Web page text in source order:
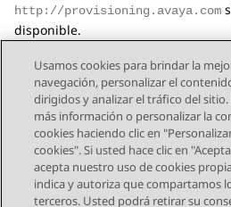
http://provisioning.avaya.com
disponible.
Send Feedback
Tema anterior
Usamos cookies para brindar la
navegación, personalizar el
dirigidos y analizar el tráfico del
más información o personalizar la
cookies haciendo clic en
cookies". Si usted hace clic en
acepta nuestro uso de cookies
indica y autoriza que compartamos
terceros. Usted podrá retirar su